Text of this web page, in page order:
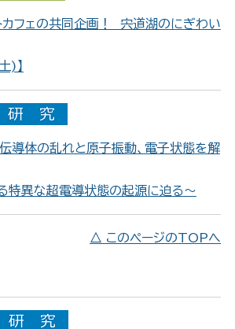
カフェの共同企画！ 宍道湖のにぎわい
)】
伝導体の乱れと原子振動、電子状態を解
特異な超電導状態の起源に迫る～
△ このページのTOPへ